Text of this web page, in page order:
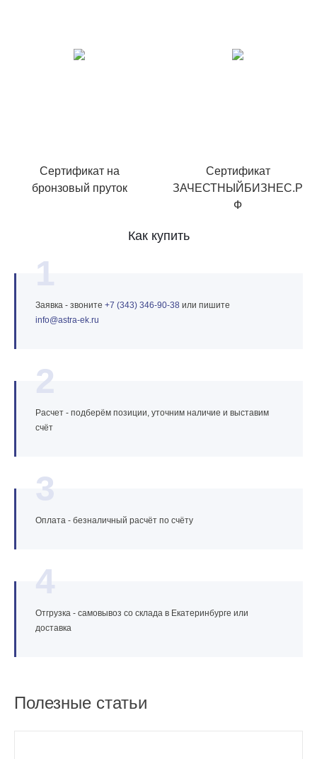
Сертификат на
бронзовый пруток
Сертификат
ЗАЧЕСТНЫЙБИЗНЕС.Р
Ф
Как купить
1
Заявка - звоните +7 (343) 346‑90‑38 или пишите
info@astra‑ek.ru
2
Расчет - подберём позиции, уточним наличие и выставим
счёт
3
Оплата - безналичный расчёт по счёту
4
Отгрузка - самовывоз со склада в Екатеринбурге или
доставка
Полезные статьи